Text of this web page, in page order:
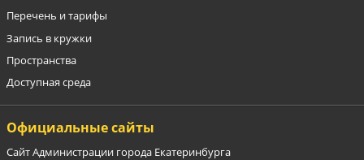
Перечень и тарифы
Запись в кружки
Пространства
Доступная среда
Официальные сайты
Сайт Администрации города Екатеринбурга